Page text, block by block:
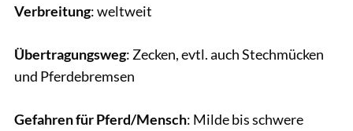
Verbreitung: weltweit
Übertragungsweg: Zecken, evtl. auch Stechmücken
und Pferdebremsen
Gefahren für Pferd/Mensch: Milde bis schwere